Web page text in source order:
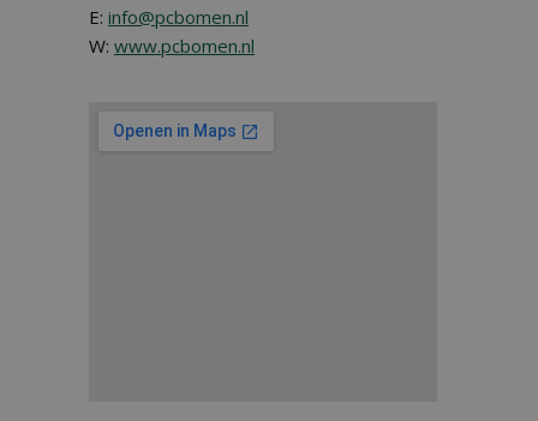
E: info@pcbomen.nl
W: www.pcbomen.nl